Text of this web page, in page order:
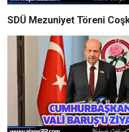
SDÜ Mezuniyet Töreni